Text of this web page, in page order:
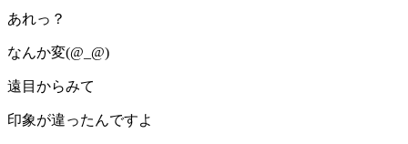
あれっ？
なんか変(@_@)
遠目からみて
印象が違ったんですよ